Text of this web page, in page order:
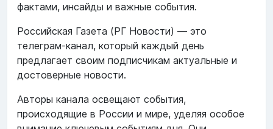
фактами, инсайды и важные события.
Российская Газета (РГ Новости) — это
телеграм-канал, который каждый день
предлагает своим подписчикам актуальные и
достоверные новости.
Авторы канала освещают события,
происходящие в России и мире, уделяя особое